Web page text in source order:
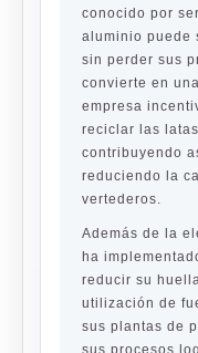
conocido por
aluminio puede
sin perder sus
convierte en
empresa
reciclar las
contribuyendo
reduciendo la
vertederos.
Además de la
ha
reducir su
utilización de
sus plantas de
sus procesos